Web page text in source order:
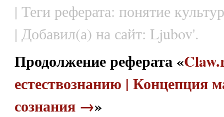
| Теги реферата: понятие
| Добавил(а) на сайт: Ljubov'.
Продолжение реферата «
естествознанию | Концепция
сознания →»